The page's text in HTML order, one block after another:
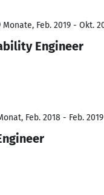
Feb. 2019 - Okt.
Engineer
Feb. 2018 - Feb. 2019